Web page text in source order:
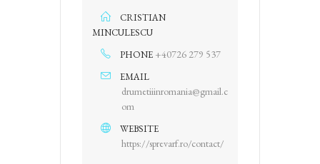
CRISTIAN
MINCULESCU
PHONE +40726 279 537
EMAIL
drumetiiinromania@gmail.c
om
WEBSITE
https://sprevarf.ro/contact/